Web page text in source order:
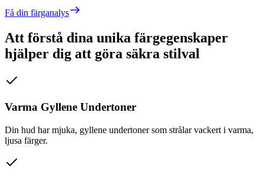
Få din färganalys
Att förstå dina unika färgegenskaper
hjälper dig att göra säkra stilval
Varma Gyllene Undertoner
Din hud har mjuka, gyllene undertoner som strålar vackert i varma,
ljusa färger.